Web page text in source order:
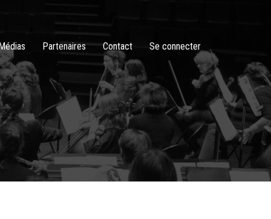
Partenaires Contact Se connecter